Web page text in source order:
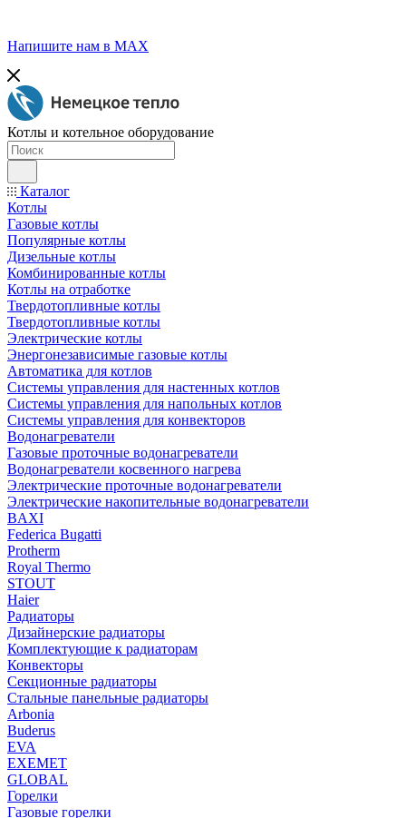
Напишите нам в МАХ
Котлы и котельное оборудование
Каталог
Котлы
Газовые котлы
Популярные котлы
Дизельные котлы
Комбинированные котлы
Котлы на отработке
Твердотопливные котлы
Твердотопливные котлы
Электрические котлы
Энергонезависимые газовые котлы
Автоматика для котлов
Системы управления для настенных котлов
Системы управления для напольных котлов
Системы управления для конвекторов
Водонагреватели
Газовые проточные водонагреватели
Водонагреватели косвенного нагрева
Электрические проточные водонагреватели
Электрические накопительные водонагреватели
BAXI
Federica Bugatti
Protherm
Royal Thermo
STOUT
Haier
Радиаторы
Дизайнерские радиаторы
Комплектующие к радиаторам
Конвекторы
Секционные радиаторы
Стальные панельные радиаторы
Arbonia
Buderus
EVA
EXEMET
GLOBAL
Горелки
Газовые горелки